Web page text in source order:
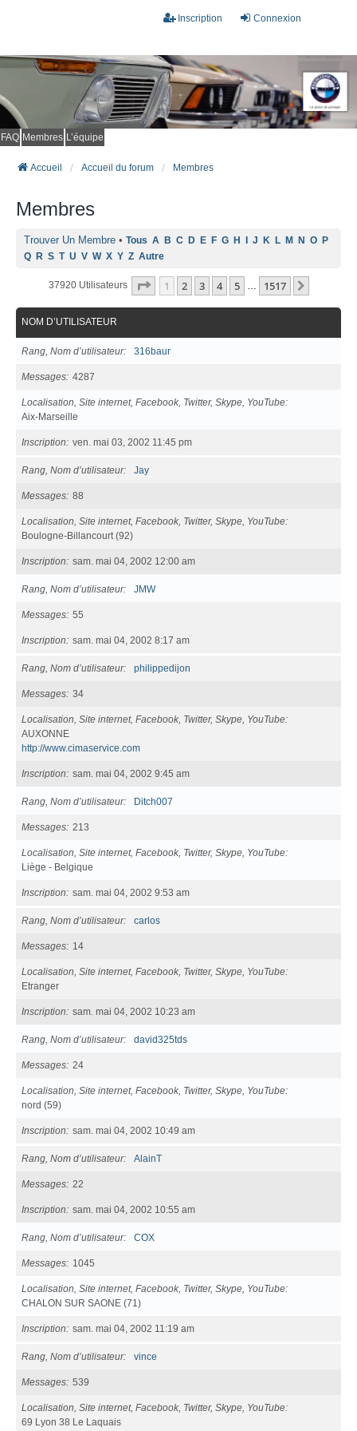
Connexion
Inscription
FAQ Membres L’équipe
Accueil Accueil du forum Membres
Membres
Trouver Un Membre • Tous A B C D E F G H I J K L M N O P
Q R S T U V W X Y Z Autre
37920 Utilisateurs Page 1Sur1517
1 2 3 4 5 … 1517
NOM D’UTILISATEUR
Rang, Nom d’utilisateur 316baur
Messages 4287
Localisation, Site internet, Facebook, Twitter, Skype, YouTube
Aix-Marseille
Inscription ven. mai 03, 2002 11:45 pm
Rang, Nom d’utilisateur Jay
Messages 88
Localisation, Site internet, Facebook, Twitter, Skype, YouTube
Boulogne-Billancourt (92)
Inscription sam. mai 04, 2002 12:00 am
Rang, Nom d’utilisateur JMW
Messages 55
Inscription sam. mai 04, 2002 8:17 am
Rang, Nom d’utilisateur philippedijon
Messages 34
Localisation, Site internet, Facebook, Twitter, Skype, YouTube
AUXONNE
http://www.cimaservice.com
Inscription sam. mai 04, 2002 9:45 am
Rang, Nom d’utilisateur Ditch007
Messages 213
Localisation, Site internet, Facebook, Twitter, Skype, YouTube
Liège - Belgique
Inscription sam. mai 04, 2002 9:53 am
Rang, Nom d’utilisateur carlos
Messages 14
Localisation, Site internet, Facebook, Twitter, Skype, YouTube
Etranger
Inscription sam. mai 04, 2002 10:23 am
Rang, Nom d’utilisateur david325tds
Messages 24
Localisation, Site internet, Facebook, Twitter, Skype, YouTube
nord (59)
Inscription sam. mai 04, 2002 10:49 am
Rang, Nom d’utilisateur AlainT
Messages 22
Inscription sam. mai 04, 2002 10:55 am
Rang, Nom d’utilisateur COX
Messages 1045
Localisation, Site internet, Facebook, Twitter, Skype, YouTube
CHALON SUR SAONE (71)
Inscription sam. mai 04, 2002 11:19 am
Rang, Nom d’utilisateur vince
Messages 539
Localisation, Site internet, Facebook, Twitter, Skype, YouTube
69 Lyon 38 Le Laquais